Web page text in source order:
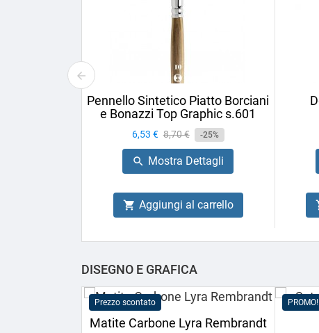
Pennello Sintetico Piatto Borciani
e Bonazzi Top Graphic s.601
Prezzo
6,53 € Prezzo
base
8,70 € -25%
 Mostra Dettagli
 Aggiungi al carrello
DISEGNO E GRAFICA
Prezzo scontato
Matite Carbone Lyra Rembrandt
PROMO!